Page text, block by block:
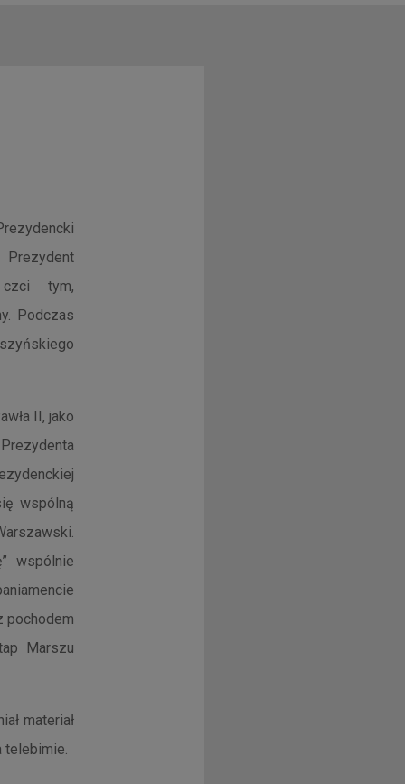
czci tym,
Podczas
II, jako
wspólną
wspólnie
pochodem
Marszu
materiał
telebimie.